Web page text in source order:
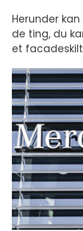
Herunder
de ting, du
et